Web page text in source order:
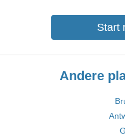
Start
Andere